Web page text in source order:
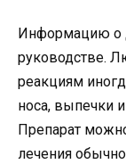
Информацию о
руководстве.
реакциям
носа, выпечки
Препарат
лечения